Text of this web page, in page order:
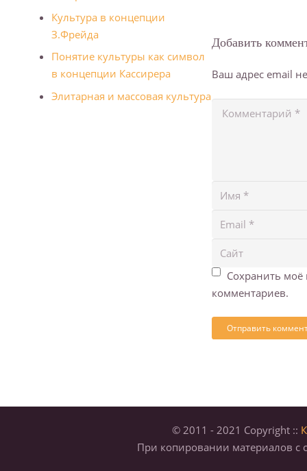
Добавить
Ваш адрес email
Сохранить моё
комментариев.
Культура в концепции
З.Фрейда
Понятие культуры как символ
в концепции Кассирера
Элитарная и массовая культура
© 2011 - 2021 Copyright ::
При копировании материалов с